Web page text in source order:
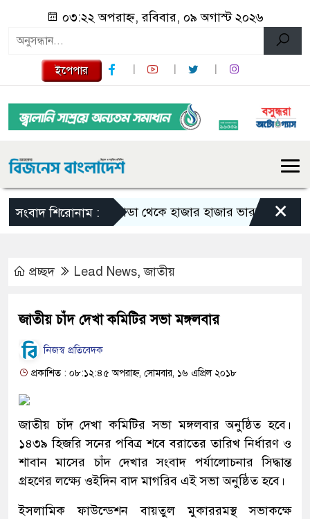
০৩:২২ অপরাহ্ন, রবিবার, ০৯ অগাস্ট ২০২৬
ইপেপার
সংবাদ শিরোনাম :কানাডা থেকে হাজার হাজার ভারতীয় নাগরিক
×
প্রচ্ছদ Lead News,জাতীয়
জাতীয় চাঁদ দেখা কমিটির সভা মঙ্গলবার
নিজস্ব প্রতিবেদক
প্রকাশিত : ০৮:১২:৪৫ অপরাহ্ন, সোমবার, ১৬ এপ্রিল ২০১৮
জাতীয় চাঁদ দেখা কমিটির সভা মঙ্গলবার অনুষ্ঠিত হবে।
১৪৩৯ হিজরি সনের পবিত্র শবে বরাতের তারিখ নির্ধারণ ও
শাবান মাসের চাঁদ দেখার সংবাদ পর্যালোচনার সিদ্ধান্ত
গ্রহণের লক্ষ্যে ওইদিন বাদ মাগরিব এই সভা অনুষ্ঠিত হবে।
ইসলামিক ফাউন্ডেশন বায়তুল মুকাররমস্থ সভাকক্ষে